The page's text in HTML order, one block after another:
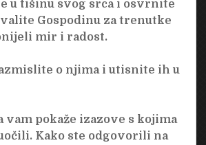
u tišinu svog srca i osvrnite
Gospodinu za trenutke
mir i radost.
o njima i utisnite ih u
vam pokaže izazove s kojima
Kako ste odgovorili na